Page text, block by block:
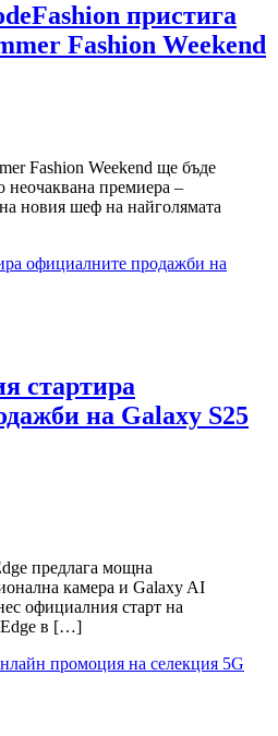
пристига
Fashion Weekend
Fashion Weekend ще бъде
неочаквана премиера –
новия шеф на найголямата
стартира
на Galaxy S25
предлага мощна
камера и Galaxy AI
официалния старт на
Edge в […]